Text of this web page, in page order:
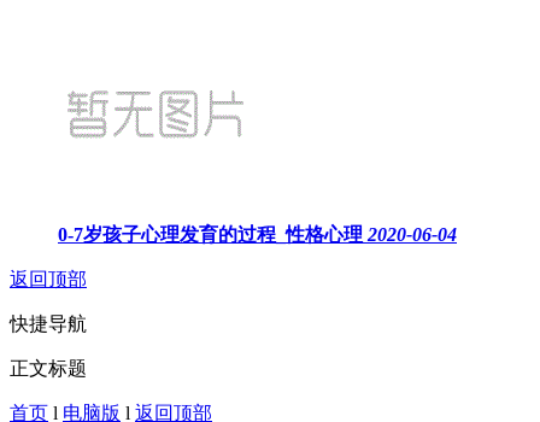
0-7岁孩子心理发育的过程_性格心理 2020-06-04
返回顶部
快捷导航
正文标题
首页 l 电脑版 l 返回顶部